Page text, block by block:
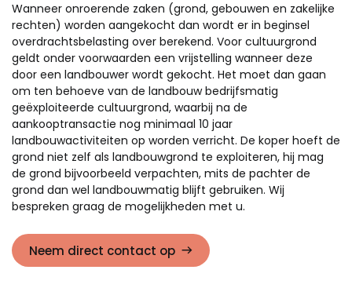
Wanneer onroerende zaken (grond, gebouwen en zakelijke
rechten) worden aangekocht dan wordt er in beginsel
overdrachtsbelasting over berekend. Voor cultuurgrond
geldt onder voorwaarden een vrijstelling wanneer deze
door een landbouwer wordt gekocht. Het moet dan gaan
om ten behoeve van de landbouw bedrijfsmatig
geëxploiteerde cultuurgrond, waarbij na de
aankooptransactie nog minimaal 10 jaar
landbouwactiviteiten op worden verricht. De koper hoeft de
grond niet zelf als landbouwgrond te exploiteren, hij mag
de grond bijvoorbeeld verpachten, mits de pachter de
grond dan wel landbouwmatig blijft gebruiken. Wij
bespreken graag de mogelijkheden met u.
Neem direct contact op